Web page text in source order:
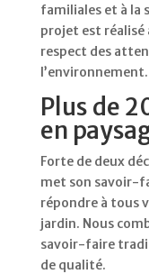
familiales et à la
projet est réalisé
respect des
l’environnement.
Plus de
en
Forte de deux
met son savoir-
répondre à tous
jardin. Nous
savoir-faire
de qualité.